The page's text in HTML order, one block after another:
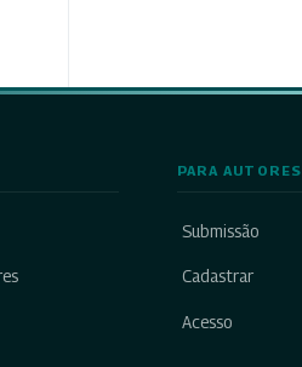
PARA AUTORES
Submissão
Cadastrar
Acesso